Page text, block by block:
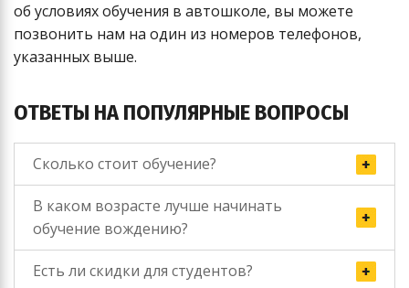
об условиях обучения в автошколе, вы можете
позвонить нам на один из номеров телефонов,
указанных выше.
ОТВЕТЫ НА ПОПУЛЯРНЫЕ ВОПРОСЫ
Сколько стоит обучение?
В каком возрасте лучше начинать
обучение вождению?
Есть ли скидки для студентов?